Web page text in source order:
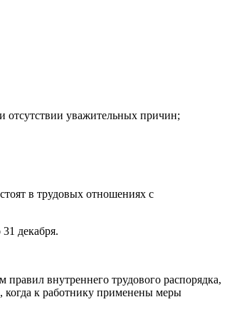
отсутствии уважительных причин;
в трудовых отношениях с
декабря.
внутреннего трудового распорядка,
когда к работнику применены меры